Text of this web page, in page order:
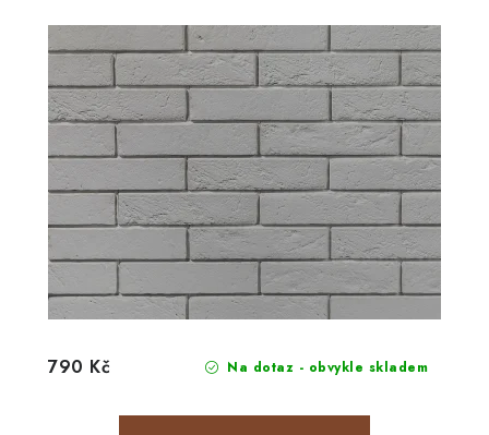
Na dotaz - obvykle skladem
790 Kč